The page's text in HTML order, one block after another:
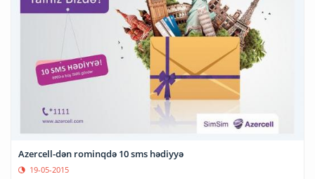
Azercell-dən rominqdə 10 sms hədiyyə
19-05-2015